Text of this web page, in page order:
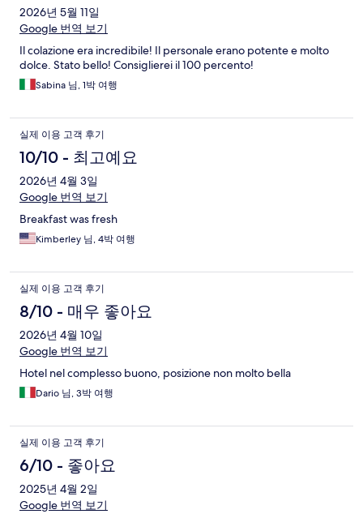
2026년 5월 11일
Google 번역 보기
Il colazione era incredibile! Il personale erano potente e molto
dolce. Stato bello! Consiglierei il 100 percento!
Sabina 님, 1박 여행
실제 이용 고객 후기
10/10 - 최고예요
2026년 4월 3일
Google 번역 보기
Breakfast was fresh
Kimberley 님, 4박 여행
실제 이용 고객 후기
8/10 - 매우 좋아요
2026년 4월 10일
Google 번역 보기
Hotel nel complesso buono, posizione non molto bella
Dario 님, 3박 여행
실제 이용 고객 후기
6/10 - 좋아요
2025년 4월 2일
Google 번역 보기